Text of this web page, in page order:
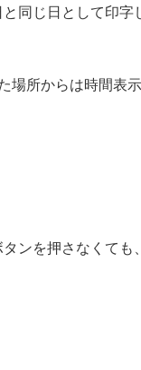
同じ日として印字
場所からは時間表
ンを押さなくても